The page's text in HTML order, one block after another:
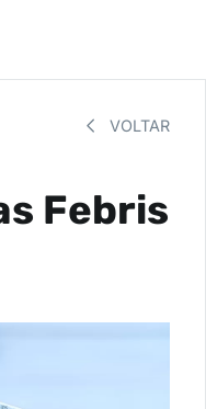
VOLTAR
Febris